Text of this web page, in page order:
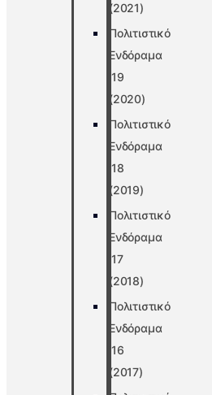
(2021)
Πολιτιστικό
Ενδόραμα
’19
(2020)
Πολιτιστικό
Ενδόραμα
’18
(2019)
Πολιτιστικό
Ενδόραμα
’17
(2018)
Πολιτιστικό
Ενδόραμα
’16
(2017)